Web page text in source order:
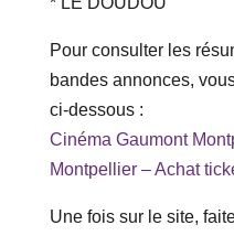
Pour consulter les
bandes annonces,
ci-dessous :
Cinéma Gaumont
Montpellier – Achat
Une fois sur le site,